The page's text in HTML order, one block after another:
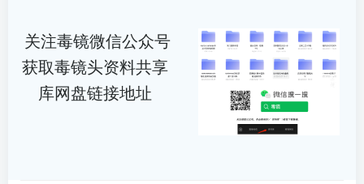
关注毒镜微信公众号
获取毒镜头资料共享
库网盘链接地址